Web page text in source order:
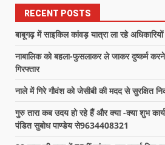
RECENT POSTS
बाबूगढ़ में साइकिल कांवड़ यात्रा ला रहे
नाबालिक को बहला-फुसलाकर ले जाकर दुष्कर्म
गिरफ्तार
नाले में गिरे गौवंश को जेसीबी की मदद से सुरक्षित
गुरु तारा कब उदय हो रहे हैं और क्या -क्या शुभ
पंडित सुबोध पाण्डेय से9634408321